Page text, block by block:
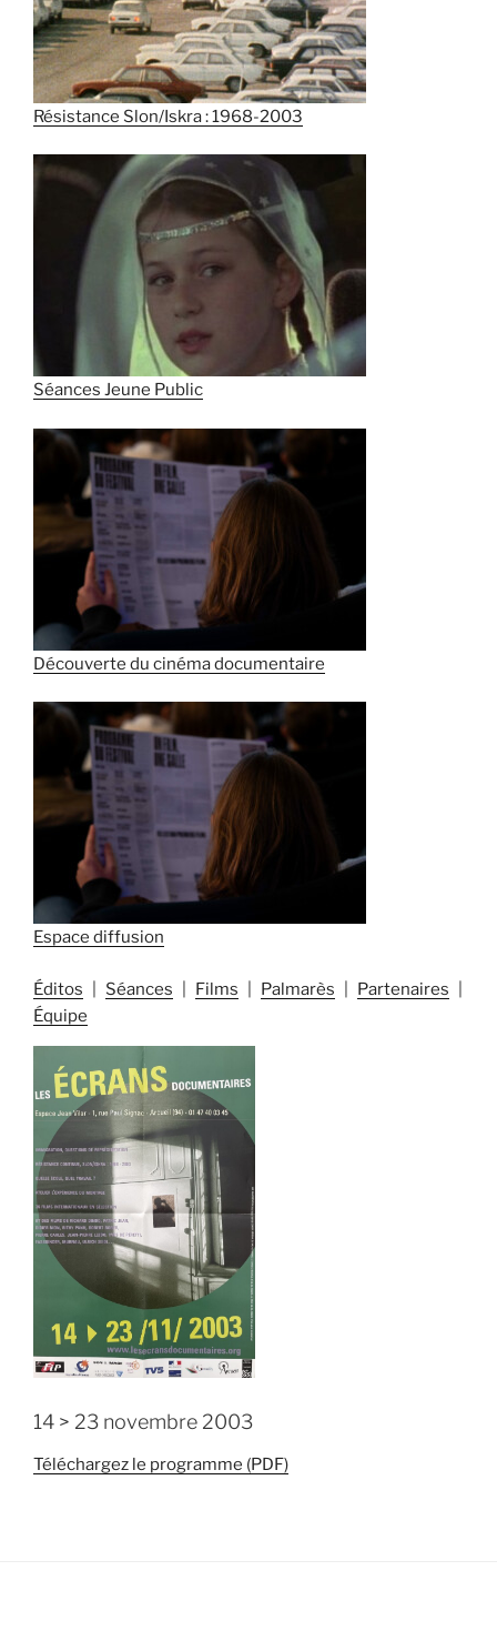
Résistance Slon/Iskra : 1968-2003
Séances Jeune Public
Découverte du cinéma documentaire
Espace diffusion
Éditos Séances Films Palmarès
Partenaires
Équipe
14 > 23 novembre 2003
Téléchargez le programme (PDF)